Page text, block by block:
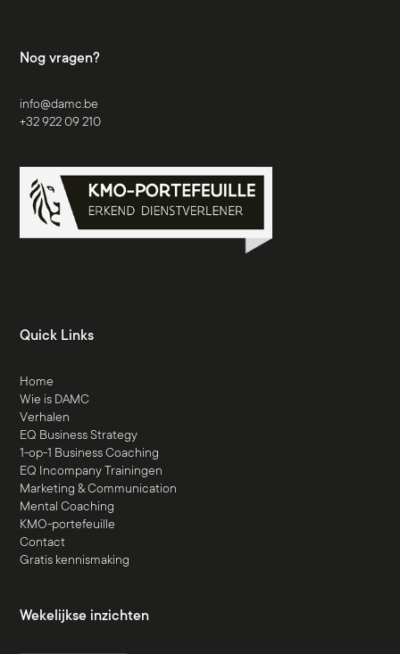
Nog vragen?
info@damc.be
+32 922 09 210
Quick Links
Home
Wie is DAMC
Verhalen
EQ Business Strategy
1-op-1 Business Coaching
EQ Incompany Trainingen
Marketing & Communication
Mental Coaching
KMO-portefeuille
Contact
Gratis kennismaking
Wekelijkse inzichten